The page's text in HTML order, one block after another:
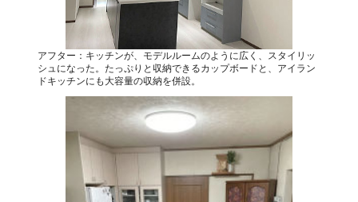
アフター：キッチンが、モデルルームのように広く、スタイリッ
シュになった。たっぷりと収納できるカップボードと、アイラン
ドキッチンにも大容量の収納を併設。